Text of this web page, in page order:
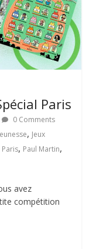
Paris
0 Comments
, Jeux
Paris, Paul Martin,
avez
compétition